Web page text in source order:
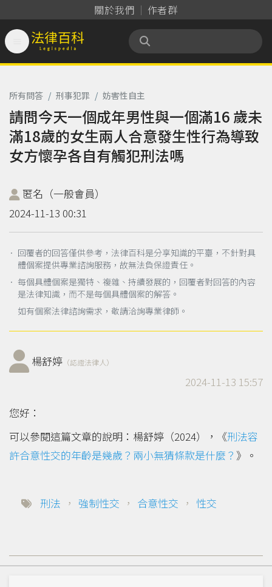
關於我們 作者群
法律百科 Legispedia
所有問答 / 刑事犯罪 / 妨害性自主
請問今天一個成年男性與一個滿16 歲未
滿18歲的女生兩人合意發生性行為導致
女方懷孕各自有觸犯刑法嗎
匿名（一般會員）
2024-11-13 00:31
． 回覆者的回答僅供參考，法律百科是分享知識的平臺，不針對具
體個案提供專業諮詢服務，故無法負保證責任。
． 每個具體個案是獨特、複雜、持續發展的，回覆者對回答的內容
是法律知識，而不是每個具體個案的解答。
如有個案法律諮詢需求，敬請洽詢專業律師。
楊舒婷 （認證法律人）
2024-11-13 15:57
您好：
可以參閱這篇文章的說明：楊舒婷（2024），《刑法容
許合意性交的年齡是幾歲？兩小無猜條款是什麼？ 》。
刑法 ， 強制性交 ， 合意性交 ， 性交